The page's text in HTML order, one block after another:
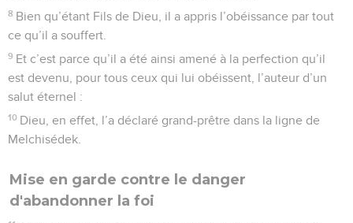
8 Bien qu’étant Fils de Dieu, il a appris l’obéissance par tout
ce qu’il a souffert.
9 Et c’est parce qu’il a été ainsi amené à la perfection qu’il
est devenu, pour tous ceux qui lui obéissent, l’auteur d’un
salut éternel :
10 Dieu, en effet, l’a déclaré grand-prêtre dans la ligne de
Melchisédek.
Mise en garde contre le danger
d'abandonner la foi